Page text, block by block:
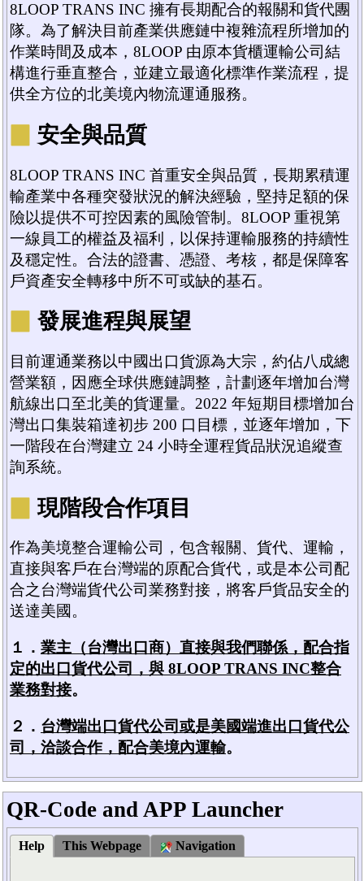
8LOOP TRANS INC 擁有長期配合的報關和貨代團
隊。為了解決目前產業供應鏈中複雜流程所增加的
作業時間及成本，8LOOP 由原本貨櫃運輸公司結
構進行垂直整合，並建立最適化標準作業流程，提
供全方位的北美境內物流運通服務。
安全與品質
8LOOP TRANS INC 首重安全與品質，長期累積運
輸產業中各種突發狀況的解決經驗，堅持足額的保
險以提供不可控因素的風險管制。8LOOP 重視第
一線員工的權益及福利，以保持運輸服務的持續性
及穩定性。合法的證書、憑證、考核，都是保障客
戶資產安全轉移中所不可或缺的基石。
發展進程與展望
目前運通業務以中國出口貨源為大宗，約佔八成總
營業額，因應全球供應鏈調整，計劃逐年增加台灣
航線出口至北美的貨運量。2022 年短期目標增加台
灣出口集裝箱達初步 200 口目標，並逐年增加，下
一階段在台灣建立 24 小時全運程貨品狀況追縱查
詢系統。
現階段合作項目
作為美境整合運輸公司，包含報關、貨代、運輸，
直接與客戶在台灣端的原配合貨代，或是本公司配
合之台灣端貨代公司業務對接，將客戶貨品安全的
送達美國。
１． 業主（台灣出口商）直接與我們聯係，配合指
定的出口貨代公司，與 8LOOP TRANS INC整合
業務對接。
２． 台灣端出口貨代公司或是美國端進出口貨代公
司，洽談合作，配合美境內運輸。
QR-Code and APP Launcher
Help This Webpage Navigation